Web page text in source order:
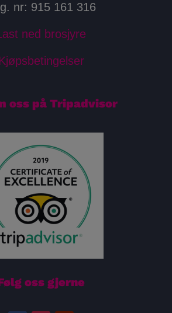
nr: 915 161 316
ned brosjyre
oss på Tripadvisor
oss gjerne